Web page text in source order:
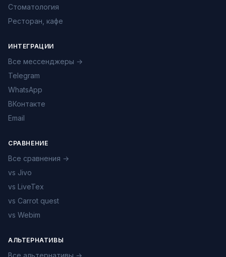
Стоматология
Ресторан, кафе
ИНТЕГРАЦИИ
Все мессенджеры →
Telegram
WhatsApp
ВКонтакте
Email
СРАВНЕНИЕ
Все сравнения →
vs Jivo
vs LiveTex
vs Carrot quest
vs Webim
АЛЬТЕРНАТИВЫ
Все альтернативы →